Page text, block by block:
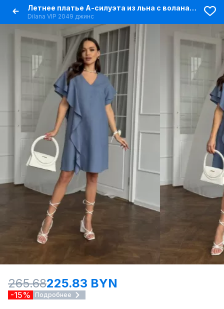
Летнее платье А-силуэта из льна с воланами и V-образным вырезом
Dilana VIP 2049 джинс
265.68225.83 BYN
-15% Подробнее